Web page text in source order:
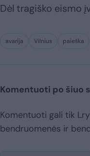
Dėl tragiško eismo
avarija Vilnius paieška
Komentuoti po šiuo
Komentuoti gali tik
bendruomenės ir